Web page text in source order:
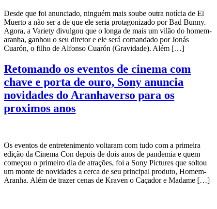
Desde que foi anunciado, ninguém mais soube outra notícia de El
Muerto a não ser a de que ele seria protagonizado por Bad Bunny.
Agora, a Variety divulgou que o longa de mais um vilão do homem-
aranha, ganhou o seu diretor e ele será comandado por Jonás
Cuarón, o filho de Alfonso Cuarón (Gravidade). Além […]
Retomando os eventos de cinema com
chave e porta de ouro, Sony anuncia
novidades do Aranhaverso para os
proximos anos
Os eventos de entretenimento voltaram com tudo com a primeira
edição da Cinema Con depois de dois anos de pandemia e quem
começou o primeiro dia de atrações, foi a Sony Pictures que soltou
um monte de novidades a cerca de seu principal produto, Homem-
Aranha. Além de trazer cenas de Kraven o Caçador e Madame […]